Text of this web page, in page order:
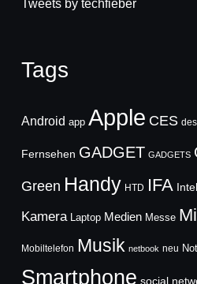
Tweets by techfieber
Tags
Android app Apple CES
Fernsehen GADGET GADGETS
Green Handy HTD IFA Intel
Kamera Laptop Medien Messe
Mobiltelefon Musik netbook neu
Smartphone social